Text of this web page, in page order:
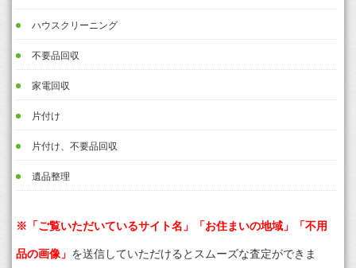
ハウスクリーニング
不要品回収
家電回収
片付け
片付け、不要品回収
遺品整理
※「ご覧いただいているサイト名」「お住まいの地域」「不用
品の画像」 を送信していただけるとスムーズな査定ができま